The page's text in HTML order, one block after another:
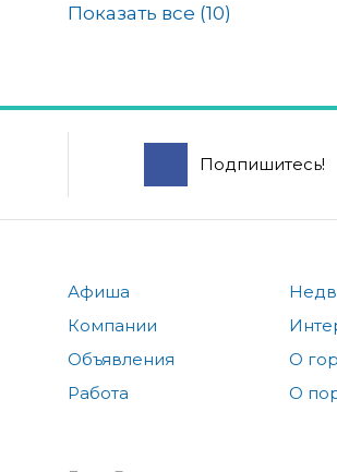
Показать все (10)
Подпишитесь!
Афиша
Компании
Объявления
Работа
О
О